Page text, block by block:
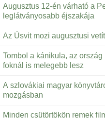
Augusztus 12-én várható a
leglátványosabb éjszakája
Az Úsvit mozi augusztusi
Tombol a kánikula, az
foknál is melegebb lesz
A szlovákiai magyar
mozgásban
Minden csütörtökön remek